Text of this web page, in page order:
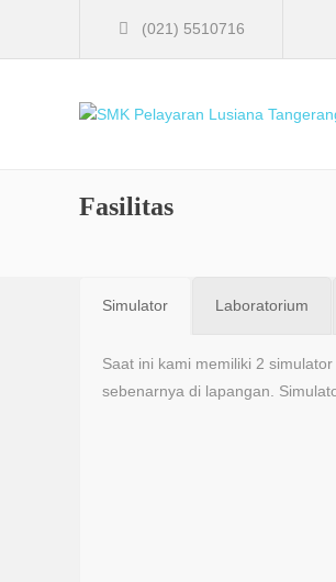
(021) 5510716
Fasilitas
Simulator Laboratorium
Saat ini kami memiliki 2
sebenarnya di lapangan.